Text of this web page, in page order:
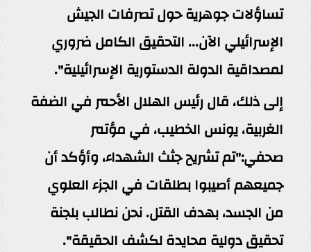
تساؤلات جوهرية حول تصرفات الجيش
الإسرائيلي الآن... التحقيق الكامل ضروري
لمصداقية الدولة الدستورية الإسرائيلية".
إلى ذلك، قال رئيس الهلال الأحمر في الضفة
الغربية، يونس الخطيب، في مؤتمر
صحفي:"تم تشريح جثث الشهداء، وأؤكد أن
جميعهم أصيبوا بطلقات في الجزء العلوي
من الجسد، بهدف القتل. نحن نطالب بلجنة
تحقيق دولية محايدة لكشف الحقيقة".